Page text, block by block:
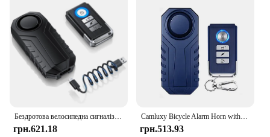
грн.621.18
Camluxy Bicycle Alarm Horn with Remote IP55 Waterproof Anti Theft Bike Alarm Wireless Vibration Motion Sensor Loud 113dB
грн.513.93